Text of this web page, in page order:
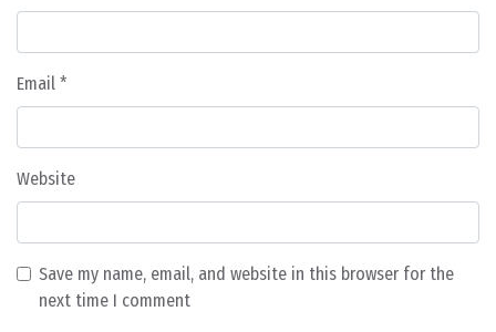
Email *
Website
Save my name, email, and website in this browser for the
next time I comment